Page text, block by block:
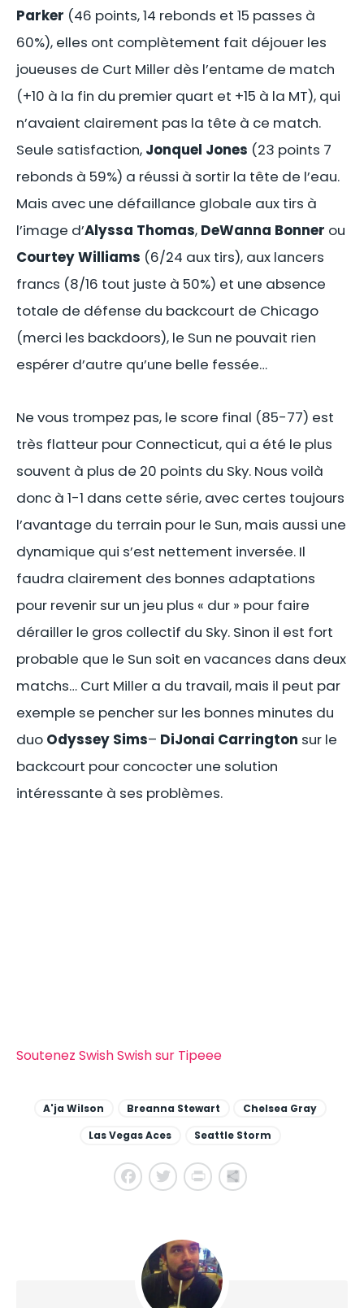
Parker (46 points, 14 rebonds et 15 passes à
60%), elles ont complètement fait déjouer les
joueuses de Curt Miller dès l’entame de match
(+10 à la fin du premier quart et +15 à la MT), qui
n’avaient clairement pas la tête à ce match.
Seule satisfaction, Jonquel Jones (23 points 7
rebonds à 59%) a réussi à sortir la tête de l’eau.
Mais avec une défaillance globale aux tirs à
l’image d’Alyssa Thomas, DeWanna Bonner ou
Courtey Williams (6/24 aux tirs), aux lancers
francs (8/16 tout juste à 50%) et une absence
totale de défense du backcourt de Chicago
(merci les backdoors), le Sun ne pouvait rien
espérer d’autre qu’une belle fessée…
Ne vous trompez pas, le score final (85-77) est
très flatteur pour Connecticut, qui a été le plus
souvent à plus de 20 points du Sky. Nous voilà
donc à 1-1 dans cette série, avec certes toujours
l’avantage du terrain pour le Sun, mais aussi une
dynamique qui s’est nettement inversée. Il
faudra clairement des bonnes adaptations
pour revenir sur un jeu plus « dur » pour faire
dérailler le gros collectif du Sky. Sinon il est fort
probable que le Sun soit en vacances dans deux
matchs… Curt Miller a du travail, mais il peut par
exemple se pencher sur les bonnes minutes du
duo Odyssey Sims– DiJonai Carrington sur le
backcourt pour concocter une solution
intéressante à ses problèmes.
A'ja Wilson Breanna Stewart
Chelsea Gray
Las Vegas Aces
Seattle Storm
Soutenez Swish Swish sur Tipeee